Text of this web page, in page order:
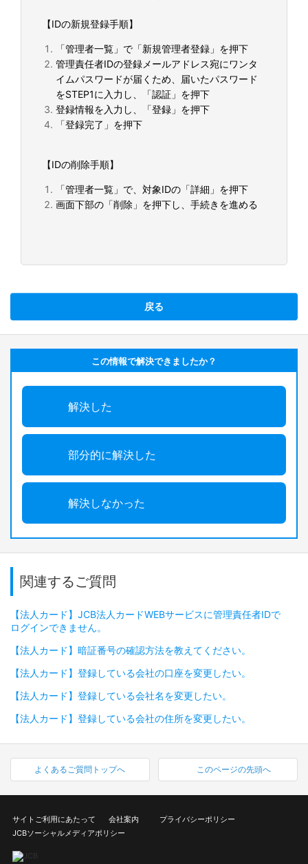
【IDの新規登録手順】
「管理者一覧」で「新規管理者登録」を押下
管理責任者IDの登録メールアドレス宛にワンタ
イムパスワードが届くため、届いたパスワード
をSTEP1に入力し、「認証」を押下
登録情報を入力し、「登録」を押下
「登録完了」を押下
【IDの削除手順】
「管理者一覧」で、対象IDの「詳細」を押下
画面下部の「削除」を押下し、手続きを進める
戻る
この情報で解決できましたか？
解決した
部分的に解決した
解決しなかった
関連するご質問
【法人カード】JCB法人カードWEBサービスに管理責任者IDで
ログインできません。
【法人カード】暗証番号の確認方法を教えてください。
【法人カード】登録している会社の口座を変更したい。
【法人カード】登録している会社名を変更したい。
【法人カード】登録している会社の住所を変更したい。
よくあるご質問トップへ このページの先頭へ
サイトご利用にあたって 会社案内
プライバシーポリシー
JCBソーシャルメディアポリシー